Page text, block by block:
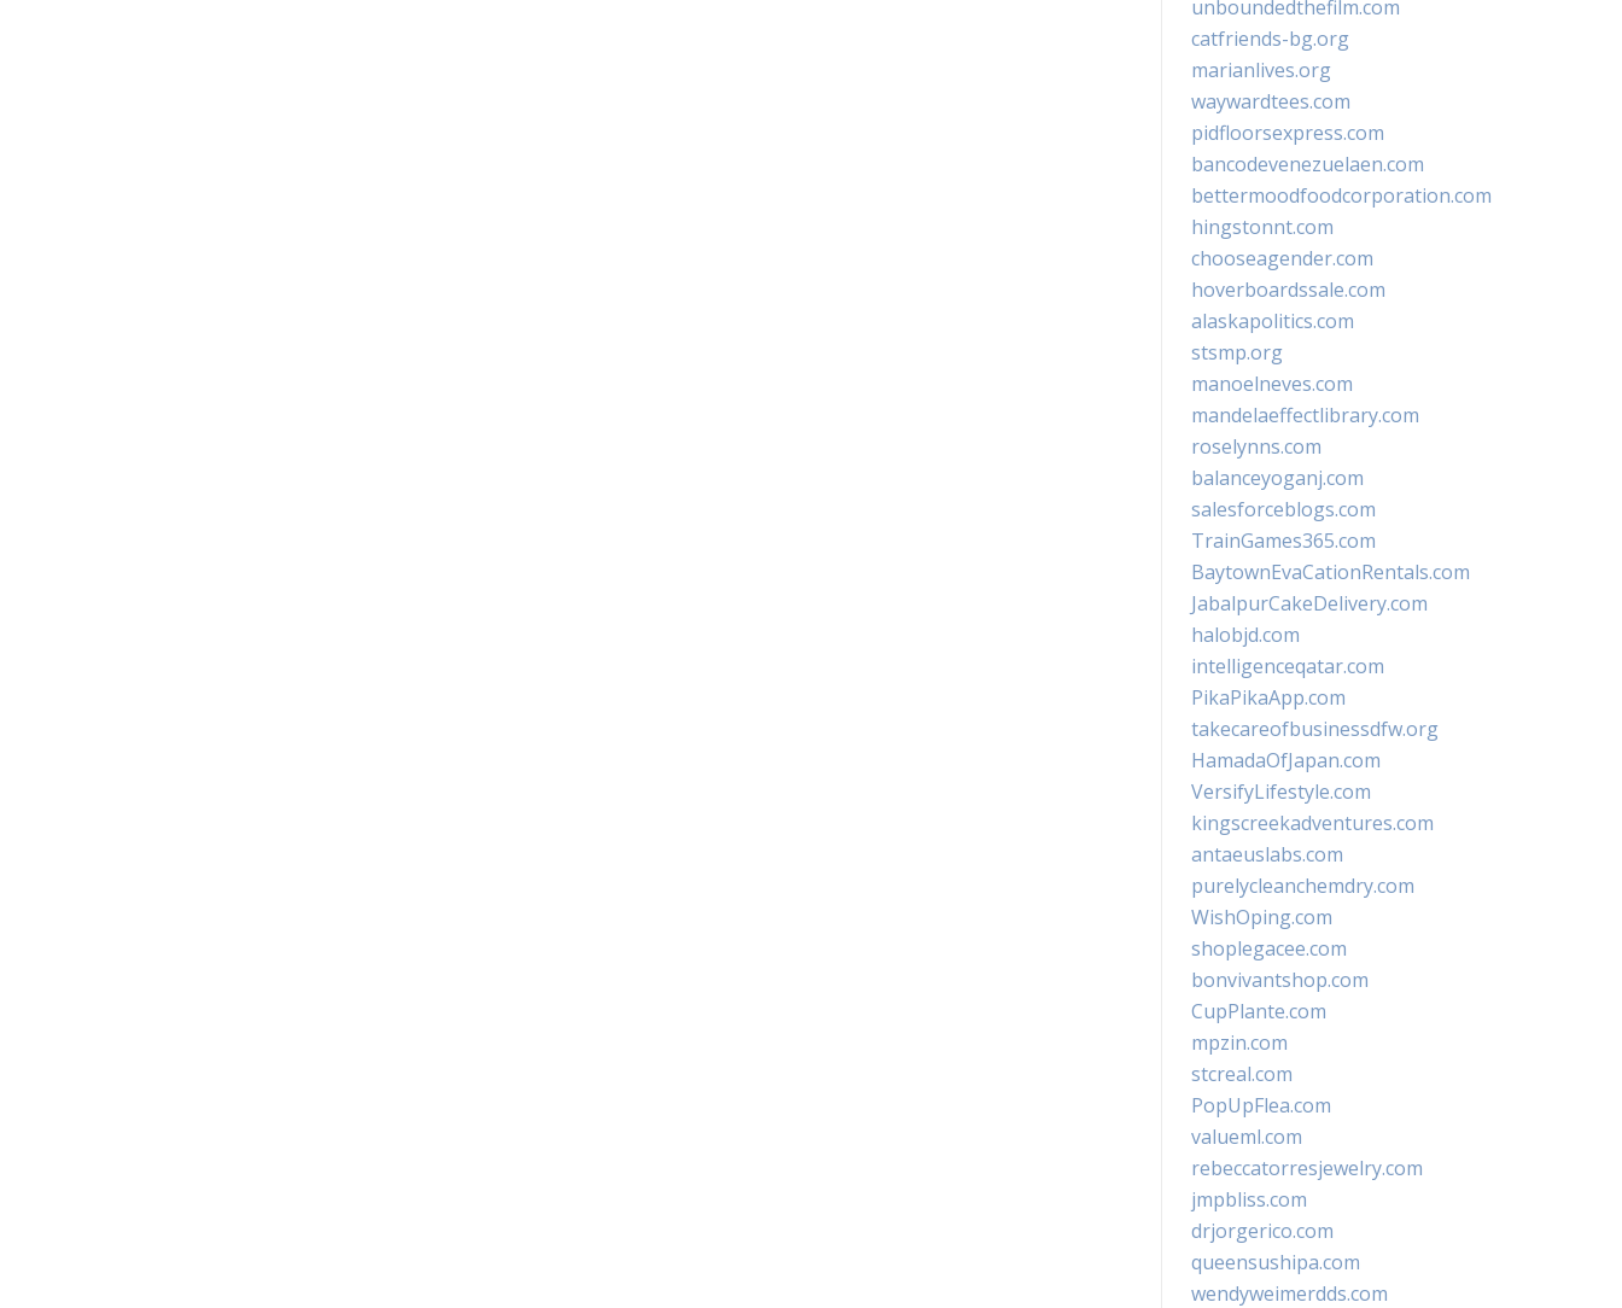
unboundedthefilm.com
catfriends-bg.org
marianlives.org
waywardtees.com
pidfloorsexpress.com
bancodevenezuelaen.com
bettermoodfoodcorporation.com
hingstonnt.com
chooseagender.com
hoverboardssale.com
alaskapolitics.com
stsmp.org
manoelneves.com
mandelaeffectlibrary.com
roselynns.com
balanceyoganj.com
salesforceblogs.com
TrainGames365.com
BaytownEvaCationRentals.com
JabalpurCakeDelivery.com
halobjd.com
intelligenceqatar.com
PikaPikaApp.com
takecareofbusinessdfw.org
HamadaOfJapan.com
VersifyLifestyle.com
kingscreekadventures.com
antaeuslabs.com
purelycleanchemdry.com
WishOping.com
shoplegacee.com
bonvivantshop.com
CupPlante.com
mpzin.com
stcreal.com
PopUpFlea.com
valueml.com
rebeccatorresjewelry.com
jmpbliss.com
drjorgerico.com
queensushipa.com
wendyweimerdds.com